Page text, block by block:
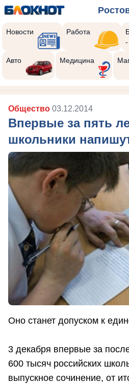
Новости Работа
Авто Медицина
Общество 03.12.2014
Впервые за пять
школьники
Оно станет допуском к
3 декабря впервые за
600 тысяч российских
выпускное сочинение, от